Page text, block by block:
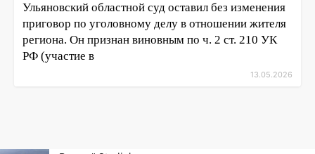
Ульяновский областной суд оставил без изменения
приговор по уголовному делу в отношении жителя
региона. Он признан виновным по ч. 2 ст. 210 УК
РФ (участие в
13.05.2026